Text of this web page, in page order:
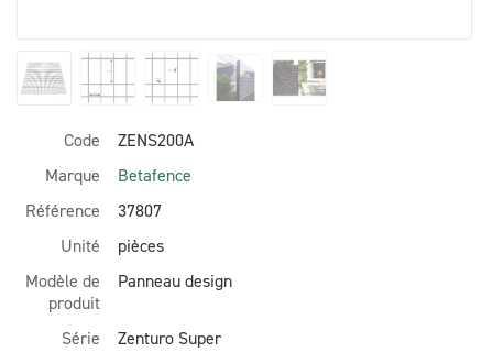
Code
ZENS200A
Marque
Betafence
Référence
37807
Unité
pièces
Modèle de
produit
Panneau design
Série Zenturo Super